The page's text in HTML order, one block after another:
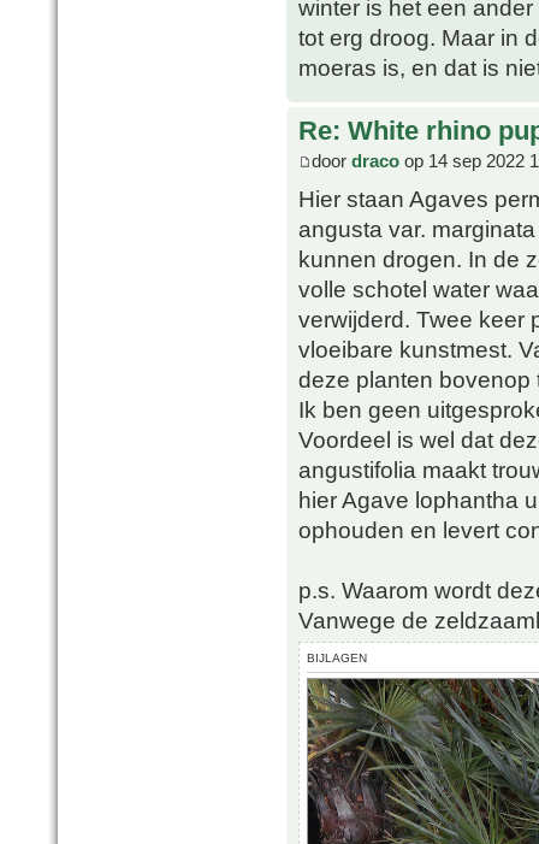
winter is het een
tot erg droog. Maar in
moeras is, en dat is
Re: White rhino
door draco op 14 sep 2022
Hier staan Agaves
angusta var.
kunnen drogen. In de
volle schotel water
verwijderd. Twee keer
vloeibare kunstmest.
deze planten bovenop
Ik ben geen
Voordeel is wel dat
angustifolia maakt
hier Agave lophantha
ophouden en levert
p.s. Waarom wordt
Vanwege de
BIJLAGEN